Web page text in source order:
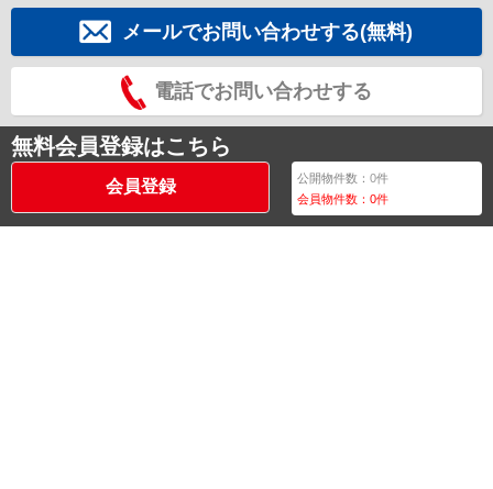
メールでお問い合わせする(無料)
電話でお問い合わせする
無料会員登録はこちら
会員登録 公開物件数：0件
会員物件数：0件